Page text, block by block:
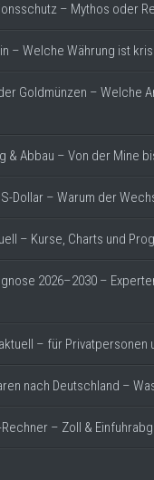
– Mythos oder
– Welche Währung ist
Goldmünzen – Welche
& Abbau – Von der Mine
Dollar – Warum der
– Kurse, Charts und
2026–2030 –
– für Privatpersonen
nach Deutschland –
– Zoll &